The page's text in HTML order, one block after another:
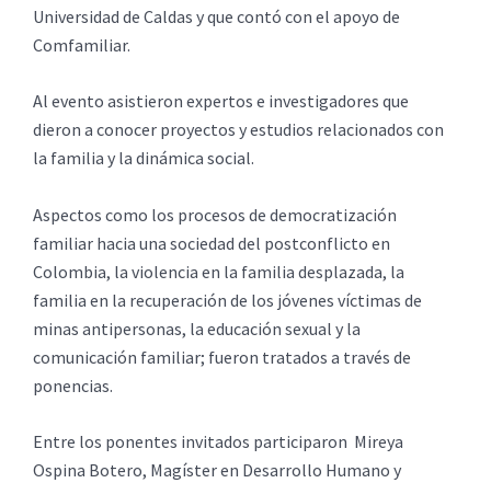
Universidad de Caldas y que contó con el apoyo de
Comfamiliar.
Al evento asistieron expertos e investigadores que
dieron a conocer proyectos y estudios relacionados con
la familia y la dinámica social.
Aspectos como los procesos de democratización
familiar hacia una sociedad del postconflicto en
Colombia, la violencia en la familia desplazada, la
familia en la recuperación de los jóvenes víctimas de
minas antipersonas, la educación sexual y la
comunicación familiar; fueron tratados a través de
ponencias.
Entre los ponentes invitados participaron Mireya
Ospina Botero, Magíster en Desarrollo Humano y